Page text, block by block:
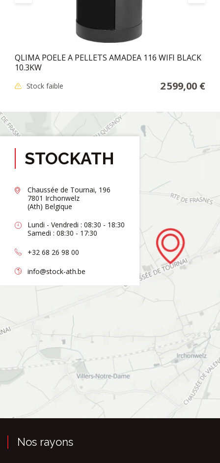
QLIMA POELE A PELLETS AMADEA 116 WIFI BLACK
10.3KW
Stock faible 2 599,00 €
STOCKATH
Chaussée de Tournai, 196
7801 Irchonwelz
(Ath) Belgique
Lundi - Vendredi : 08:30 - 18:30
Samedi : 08:30 - 17:30
+32 68 26 98 00
info@stock-ath.be
Nos rayons